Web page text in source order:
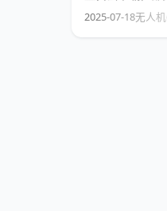
里公共DNS。
2025-07-18无人机